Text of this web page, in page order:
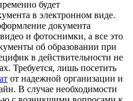
будет
в электронном виде.
документа
и фотоснимки, а все это
об образовании при
в действительности не
Требуется, лишь посетить
от надежной организации и
В случае необходимости